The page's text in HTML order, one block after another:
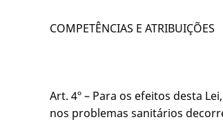
COMPETÊNCIAS E ATRIBUIÇÕES
Art. 4º – Para os efeitos desta
nos problemas sanitários